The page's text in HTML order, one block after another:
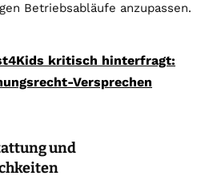
Betriebsabläufe anzupassen.
kritisch hinterfragt:
Versprechen
und